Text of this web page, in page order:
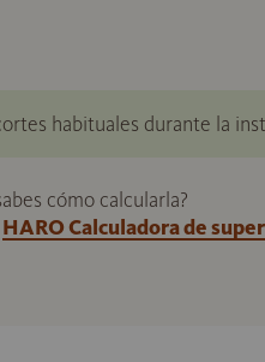
habituales durante la
cómo calcularla?
HARO Calculadora de